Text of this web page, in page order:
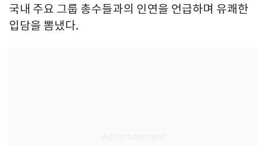
국내 주요 그룹 총수들과의 인연을 언급하며 유쾌한
입담을 뽐냈다.